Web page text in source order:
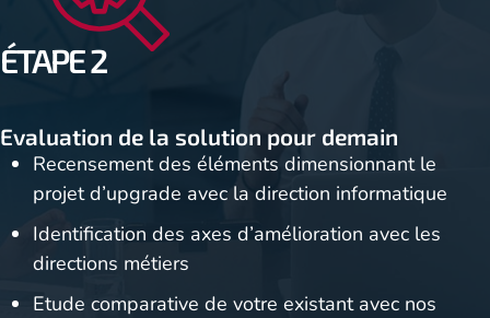
ÉTAPE 2
Evaluation de la solution pour demain
Recensement des éléments dimensionnant le
projet d’upgrade avec la direction informatique
Identification des axes d’amélioration avec les
directions métiers
Etude comparative de votre existant avec nos